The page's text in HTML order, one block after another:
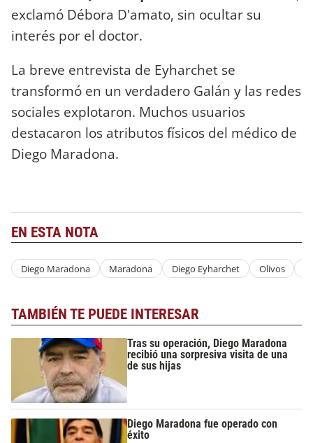
exclamó Débora D'amato, sin ocultar su
interés por el doctor.
La breve entrevista de Eyharchet se
transformó en un verdadero Galán y las redes
sociales explotaron. Muchos usuarios
destacaron los atributos físicos del médico de
Diego Maradona.
EN ESTA NOTA
Diego Maradona Maradona Diego Eyharchet Olivos
TAMBIÉN TE PUEDE INTERESAR
Tras su operación, Diego Maradona
recibió una sorpresiva visita de una
de sus hijas
Diego Maradona fue operado con
éxito